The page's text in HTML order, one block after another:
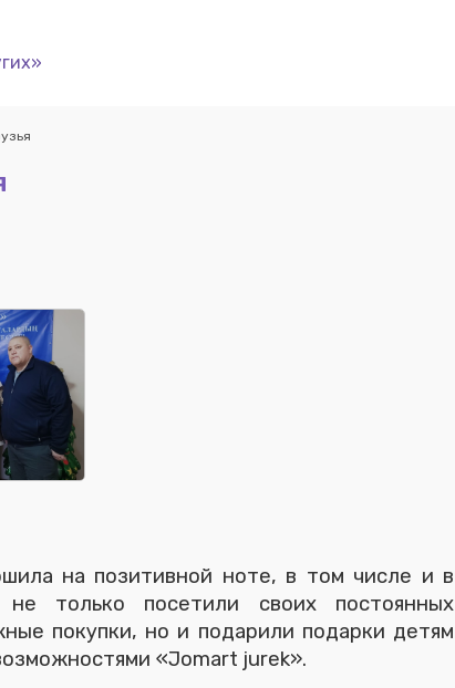
на позитивной ноте, в том числе и в
только посетили своих постоянных
покупки, но и подарили подарки детям
«Jomart jurek».